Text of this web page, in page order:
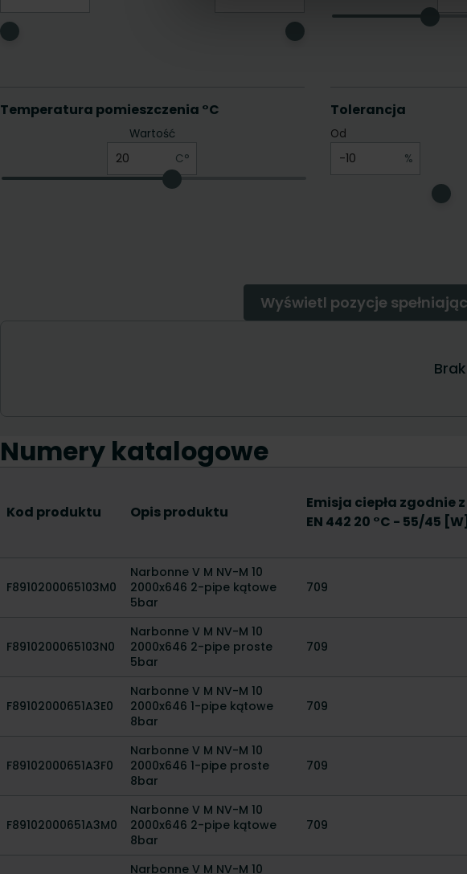
Numery katalogowe
Kod produktu Opis produktu
Emisja ciepła zgodnie z
EN 442 20 °C - 55/45 [W]
F8910200065103M0
Narbonne V M NV-M 10
2000x646 2-pipe kątowe
5bar
709
F8910200065103N0
Narbonne V M NV-M 10
2000x646 2-pipe proste
5bar
709
F89102000651A3E0
Narbonne V M NV-M 10
2000x646 1-pipe kątowe
8bar
709
F89102000651A3F0
Narbonne V M NV-M 10
2000x646 1-pipe proste
8bar
709
F89102000651A3M0
Narbonne V M NV-M 10
2000x646 2-pipe kątowe
8bar
709
Narbonne V M NV-M 10